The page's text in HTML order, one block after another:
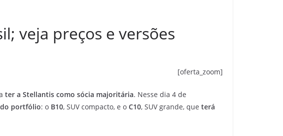
veja preços e versões
[oferta_zoom]
ter a Stellantis como sócia majoritária. Nesse dia 4 de
portfólio: o B10, SUV compacto, e o C10, SUV grande, que terá